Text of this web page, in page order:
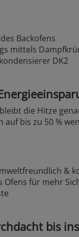
Backofens
mittels
DK2
die Hitze
bis zu 50 %
&
Ofens für mehr
bis